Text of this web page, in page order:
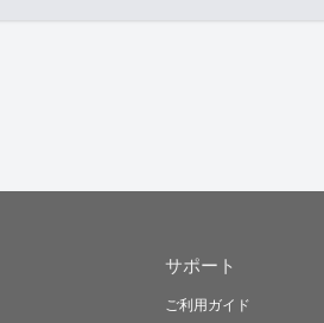
サポート
ご利用ガイド